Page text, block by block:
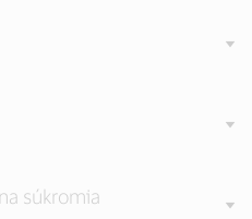
súkromia